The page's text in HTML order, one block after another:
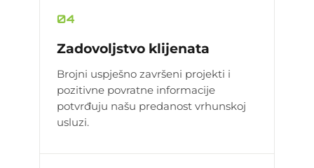
04
Zadovoljstvo klijenata
Brojni uspješno završeni projekti i
pozitivne povratne informacije
potvrđuju našu predanost vrhunskoj
usluzi.